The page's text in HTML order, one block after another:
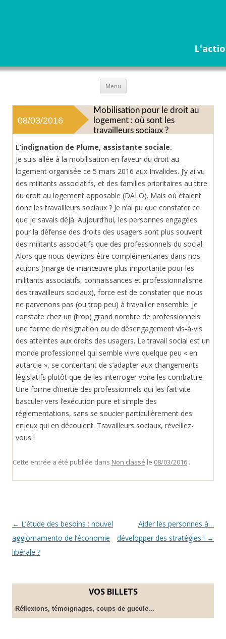
Menu Aller
contenu
08/03/2016
Mobilisation pour le droit au
logement : où sont les
travailleurs sociaux ?
L’indignation de Plume, assistante sociale.
Je suis allée à la mobilisation en faveur du droit au
logement organisée ce 5 mars 2016 aux Invalides. J’y ai vu
des militants associatifs, et des familles prioritaires au titre
du droit au logement opposable (DALO). Mais où étaient
donc les travailleurs sociaux ? Je n’ai pu que constater ce
que je savais déjà. Aujourd’hui, les personnes engagées
pour la défense des droits des usagers sont plus souvent
des militants associatifs que des professionnels du social.
Alors que nous devrions être complémentaires dans nos
actions (marge de manœuvre plus importante pour les
militants associatifs, connaissances et professionnalisme
des travailleurs sociaux), force est de constater que nous
ne parvenons pas (ou trop peu) à travailler ensemble. Je
constate chez un (trop) grand nombre de professionnels
une forme de résignation ou de désengagement vis-à-vis
des atteintes aux droits des usagers. Le travail social est un
monde professionnel qui semble vivre quelque peu « en
autarcie », se contentant de s’adapter aux changements
législatifs plutôt que de les interroger voire les combattre.
Une forme d’inertie des professionnels qui les fait vite
basculer vers l’exécution pure et simple des
réglementations, sans se soucier particulièrement des
enjeux qui en découlent. Travailleurs sociaux, réveillez-
vous !
Cette entrée a été publiée dans Non classé le 08/03/2016 .
Navigation
des
articles
← L’étude des besoins : nouvel
aggiornamento de l’économie
libérale ?
Aider les personnes à…
développer des stratégies ! →
VOS BILLETS
Réflexions, témoignages, coups de gueule...